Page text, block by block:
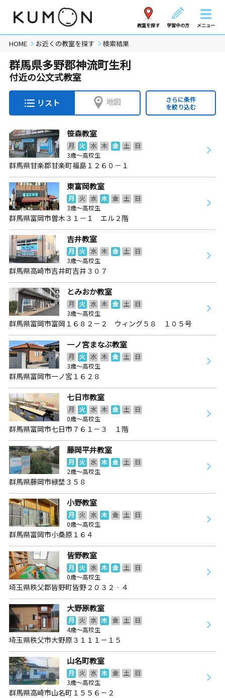
教室を探す 学習中の方 メニュー
HOME お近くの教室を探す 検索結果
群馬県多野郡神流町生利
付近の公文式教室
リスト 地図
さらに条件
を絞り込む
笹森教室
月 火 水 木 金 土
日
3歳～高校生
群馬県甘楽郡甘楽町福島１２６０－１
東富岡教室
月 火 水 木 金 土
日
3歳～高校生
群馬県富岡市曽木３１－１ エル２階
吉井教室
月 火 水 木 金 土
日
3歳～高校生
群馬県高崎市吉井町吉井３０７
とみおか教室
月 火 水 木 金 土
日
3歳～高校生
群馬県富岡市富岡１６８２－２ ウィング５８ １０５号
一ノ宮まなぶ教室
月 火 水 木 金 土
日
3歳～高校生
群馬県富岡市一ノ宮１６２８
七日市教室
月 火 水 木 金 土
日
0歳～高校生
群馬県富岡市七日市７６１－３ １階
藤岡平井教室
月 火 水 木 金 土
日
2歳～高校生
群馬県藤岡市緑埜３５８
小野教室
月 火 水 木 金 土
日
0歳～高校生
群馬県富岡市小桑原１６４
皆野教室
月 火 水 木 金 土
日
0歳～高校生
埼玉県秩父郡皆野町皆野２０３２‐４
大野原教室
月 火 水 木 金 土
日
4歳～高校生
埼玉県秩父市大野原３１１１－１５
山名町教室
月 火 水 木 金 土
日
3歳～高校生
群馬県高崎市山名町１５５６－２